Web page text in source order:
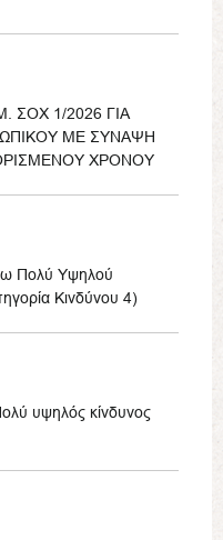
ΣΟΧ 1/2026 ΓΙΑ
ΜΕ ΣΥΝΑΨΗ
ΧΡΟΝΟΥ
Πολύ Υψηλού
Κινδύνου 4)
υψηλός κίνδυνος